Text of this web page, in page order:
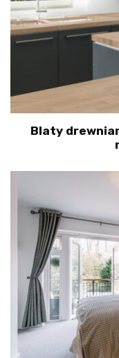
Blaty